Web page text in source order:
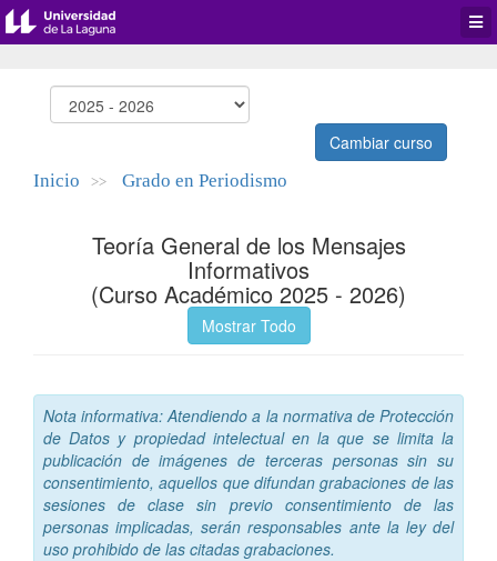
Cambiar curso
Inicio >> Grado en Periodismo
Teoría General de los Mensajes
Informativos
(Curso Académico 2025 - 2026)
Mostrar Todo
Nota informativa: Atendiendo a la normativa de Protección
de Datos y propiedad intelectual en la que se limita la
publicación de imágenes de terceras personas sin su
consentimiento, aquellos que difundan grabaciones de las
sesiones de clase sin previo consentimiento de las
personas implicadas, serán responsables ante la ley del
uso prohibido de las citadas grabaciones.